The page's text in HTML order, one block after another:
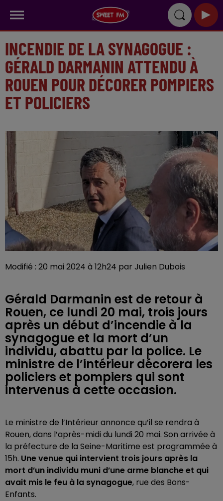
INCENDIE DE LA SYNAGOGUE :
GÉRALD DARMANIN ATTENDU À
ROUEN POUR DÉCORER POMPIERS
ET POLICIERS
Modifié : 20 mai 2024 à 12h24 par Julien Dubois
Gérald Darmanin est de retour à
Rouen, ce lundi 20 mai, trois jours
après un début d’incendie à la
synagogue et la mort d’un
individu, abattu par la police. Le
ministre de l’intérieur décorera les
policiers et pompiers qui sont
intervenus à cette occasion.
Le ministre de l’Intérieur annonce qu’il se rendra à
Rouen, dans l’après-midi du lundi 20 mai. Son arrivée à
la préfecture de la Seine-Maritime est programmée à
15h. Une venue qui intervient trois jours après la
mort d’un individu muni d’une arme blanche et qui
avait mis le feu à la synagogue, rue des Bons-
Enfants.